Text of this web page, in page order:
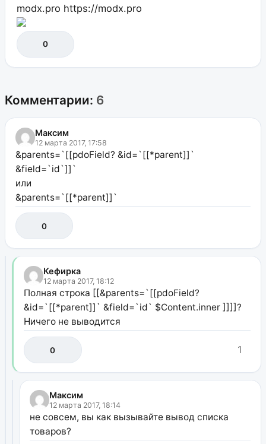
modx.pro https://modx.pro
0
Комментарии: 6
Максим
12 марта 2017, 17:58
&parents=`[[pdoField? &id=`[[*parent]]`
&field=`id`]]`
или
&parents=`[[*parent]]`
0
Кефирка
12 марта 2017, 18:12
Полная строка [[&parents=`[[pdoField?
&id=`[[*parent]]` &field=`id` $Content.inner ]]]]?
Ничего не выводится
0 1
Максим
12 марта 2017, 18:14
не совсем, вы как вызывайте вывод списка
товаров?